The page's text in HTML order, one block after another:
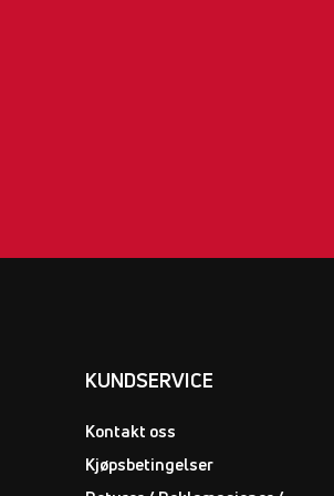
KUNDSERVICE
Kontakt oss
Kjøpsbetingelser